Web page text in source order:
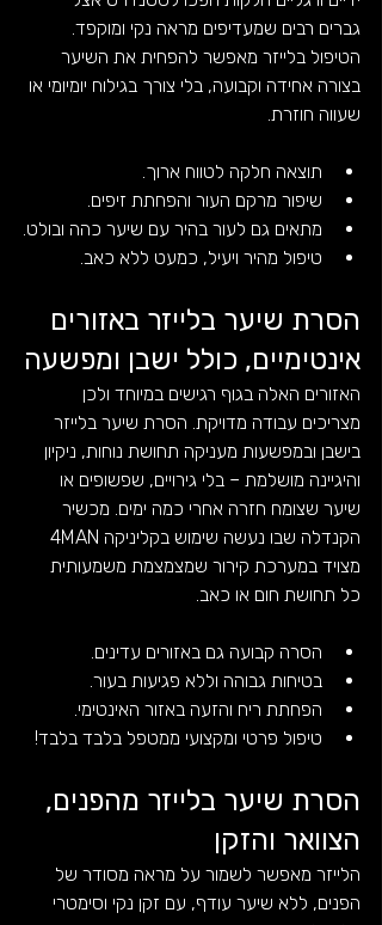
גברים רבים שמעדיפים מראה נקי ומוקפד.
הטיפול בלייזר מאפשר להפחית את השיער
בצורה אחידה וקבועה, בלי צורך בגילוח יומיומי או
שעווה חוזרת.
תוצאה חלקה לטווח ארוך.
שיפור מרקם העור והפחתת זיפים.
מתאים גם לעור בהיר עם שיער כהה ובולט.
טיפול מהיר ויעיל, כמעט ללא כאב.
הסרת שיער בלייזר באזורים
אינטימיים, כולל ישבן ומפשעה
האזורים האלה בגוף רגישים במיוחד ולכן
מצריכים עבודה מדויקת. הסרת שיער בלייזר
בישבן ובמפשעות מעניקה תחושת נוחות, ניקיון
והיגיינה מושלמת – בלי גירויים, שפשופים או
שיער שצומח חזרה אחרי כמה ימים. מכשיר
מצויד במערכת קירור שמצמצמת משמעותית
כל תחושת חום או כאב.
הסרה קבועה גם באזורים עדינים.
בטיחות גבוהה וללא פגיעות בעור.
הפחתת ריח והזעה באזור האינטימי.
טיפול פרטי ומקצועי ממטפל בלבד בלבד!
הסרת שיער בלייזר מהפנים,
הצוואר והזקן
הלייזר מאפשר לשמור על מראה מסודר של
הפנים, ללא שיער עודף, עם זקן נקי וסימטרי